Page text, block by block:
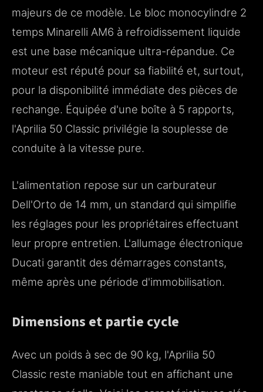
majeurs de ce modèle. Le bloc monocylindre 2
temps Minarelli AM6 à refroidissement liquide
est une base mécanique ultra-répandue. Ce
moteur est réputé pour sa fiabilité et, surtout,
pour la disponibilité immédiate des pièces de
rechange. Équipée d'une boîte à 5 rapports,
l'Aprilia 50 Classic privilégie la souplesse de
conduite à la vitesse pure.
L'alimentation repose sur un carburateur
Dell'Orto de 14 mm, un standard qui simplifie
les réglages pour les propriétaires effectuant
leur propre entretien. L'allumage électronique
Ducati garantit des démarrages constants,
même après une période d'immobilisation.
Dimensions et partie cycle
Avec un poids à sec de 90 kg, l'Aprilia 50
Classic reste maniable tout en affichant une